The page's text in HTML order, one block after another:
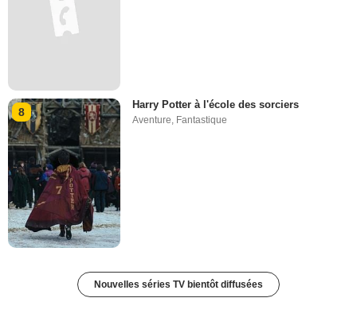
8
Harry Potter à l'école des sorciers
Aventure, Fantastique
Nouvelles séries TV bientôt diffusées